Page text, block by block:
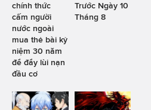
chính thức
cấm người
nước ngoài
mua thẻ bài kỷ
niệm 30 năm
để đẩy lùi nạn
đầu cơ
Trước Ngày 10
Tháng 8